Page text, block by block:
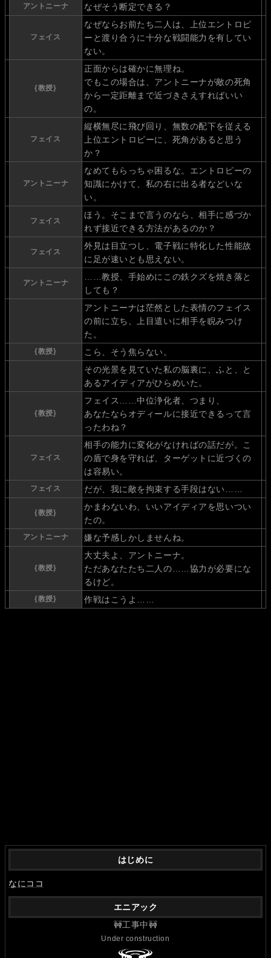
アントニーナ なぜそう断定できる？
フェイス
なぜならお前たち二人は、上位エントロピ
ーと渡り合うに十分な戦闘能力を有してい
ない。
{教授}
正面からは確かに無理ね。
でもこの場合は、アントニーナが敵の死角
から一定距離まで近づきさえすればいい
の。
フェイス
縦横無尽に飛び回り、無数の配下を従える
上位エントロピーに、死角があると思う
か？
アントニーナ
なめてもらっちゃ困るな。エントロピーの
知識にかけて、私の右に出る者などいな
い。
フェイス
ほう。そこまで言うのなら、相手に感づか
れず接近できる方法があるのか？
フェイス
外見は目立つし、電子戦に特化した性能故
に足が速いとも思えない。
アントニーナ
……教授、手始めにこの鉄クズを焼き落と
しても？
アントニーナは茫然とした表情のフェイス
の前に立ち、上目遣いに相手を睨みつけ
た。
{教授}
こら、そう焦らない。
その光景を見ていた私の脳裏に、ふと、と
あるアイディアがひらめいた。
{教授}
フェイス……中位浄化者、つまり、
あなたならオディールに接近できるって言
ったわね？
フェイス
相手の能力に変化がなければの話だが。こ
の盾で身を守れば、ターゲットに近づくの
は容易い。
フェイス だが、我に敵を拘束する手段はない……
{教授}
かまわないわ、いいアイディアを思いつい
たの。
アントニーナ 嫌な予感しかしませんね。
{教授}
大丈夫よ、アントニーナ。
ただあなたたち二人の……協力が必要にな
るけど。
{教授} 作戦はこうよ……
はじめに
なにココ
エニアック
🚧工事中🚧
Under construction